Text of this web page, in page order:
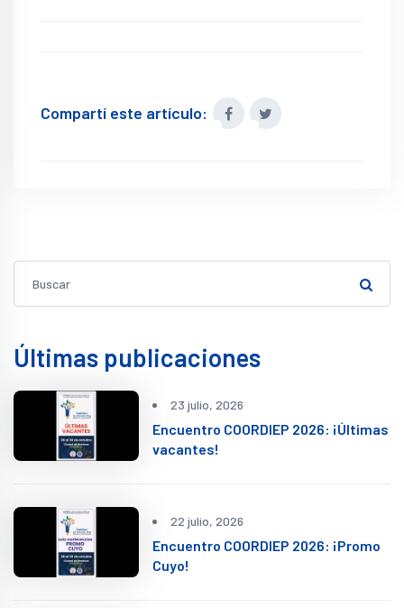
Compartí este artículo:
Últimas publicaciones
23 julio, 2026
Encuentro COORDIEP 2026: ¡Últimas
vacantes!
22 julio, 2026
Encuentro COORDIEP 2026: ¡Promo
Cuyo!